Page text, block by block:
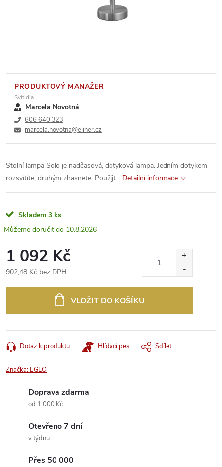
PRODUKTOVÝ MANAŽER
Svítidla
Marcela Novotná
606 640 323
marcela.novotna@eliher.cz
Stolní lampa Solo je nadčasová, dotyková lampa. Jedním dotykem
rozsvítíte, druhým zhasnete. Použijt... Detailní informace
Skladem 3 ks
10.8.2026
1 092 Kč
902,48 Kč bez DPH
VLOŽIT DO KOŠÍKU
Dotaz k produktu Hlídací pes Sdílet
Značka: EGLO
Doprava zdarma
od 1 000 Kč
Otevřeno 7 dní
v týdnu
Přes 50 000